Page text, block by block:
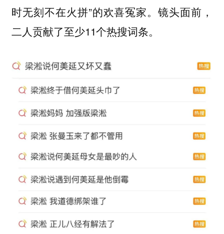
时无刻不在火拼”的欢喜冤家。镜头面前，
二人贡献了至少11个热搜词条。